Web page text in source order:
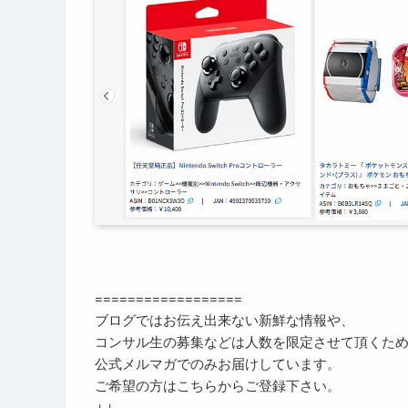
==================
ブログではお伝え出来ない新鮮な情報や、
コンサル生の募集などは人数を限定させて頂くため
公式メルマガでのみお届けしています。
ご希望の方はこちらからご登録下さい。